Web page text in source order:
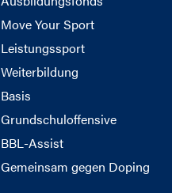
Move Your Sport
Leistungssport
Weiterbildung
Basis
Grundschuloffensive
BBL-Assist
Gemeinsam gegen Doping